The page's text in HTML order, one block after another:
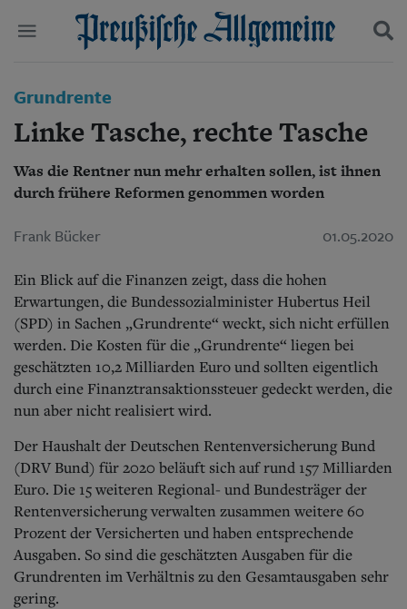
Start
Wer wir sind
Aktuelle Ausgabe
Abonnent werden
Abo Prämien
Archiv
Mediadaten
Wirtschaft
Panorama
Gesellschaft
Leben
Berlin-Brandenburg
Schlesien
Danzig und Westpreußen
Bücher
Kontakt
Impressum
Datenschutz
Suchen und finden
Grundrente
Linke Tasche, rechte Tasche
Was die Rentner nun mehr erhalten sollen, ist ihnen
durch frühere Reformen genommen worden
Frank Bücker 01.05.2020
Ein Blick auf die Finanzen zeigt, dass die hohen
Erwartungen, die Bundessozialminister Hubertus Heil
(SPD) in Sachen „Grundrente“ weckt, sich nicht erfüllen
werden. Die Kosten für die „Grundrente“ liegen bei
geschätzten 10,2 Milliarden Euro und sollten eigentlich
durch eine Finanztransaktionssteuer gedeckt werden, die
nun aber nicht realisiert wird.
Der Haushalt der Deutschen Rentenversicherung Bund
(DRV Bund) für 2020 beläuft sich auf rund 157 Milliarden
Euro. Die 15 weiteren Regional- und Bundesträger der
Rentenversicherung verwalten zusammen weitere 60
Prozent der Versicherten und haben entsprechende
Ausgaben. So sind die geschätzten Ausgaben für die
Grundrenten im Verhältnis zu den Gesamtausgaben sehr
gering.